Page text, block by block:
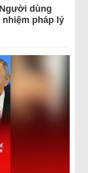
dùng
pháp lý